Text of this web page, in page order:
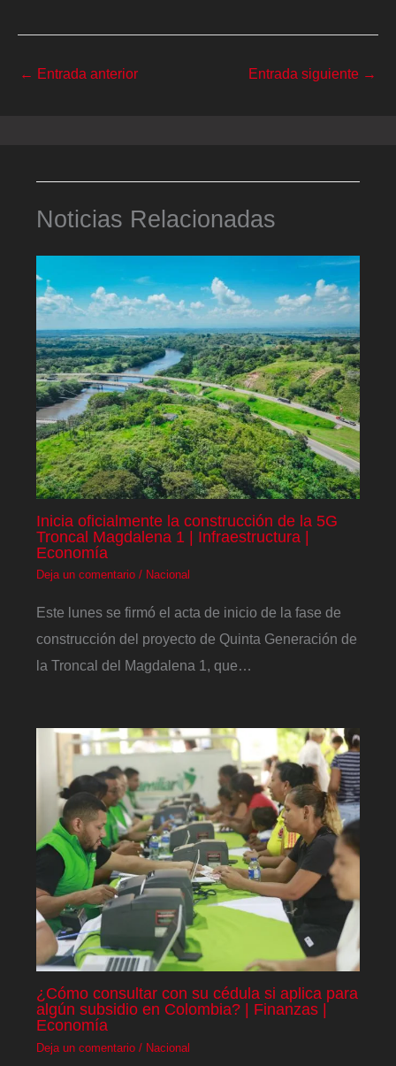
← Entrada anterior Entrada siguiente →
Noticias Relacionadas
Inicia oficialmente la construcción de la 5G
Troncal Magdalena 1 | Infraestructura |
Economía
Deja un comentario / Nacional
Este lunes se firmó el acta de inicio de la fase de
construcción del proyecto de Quinta Generación de
la Troncal del Magdalena 1, que…
¿Cómo consultar con su cédula si aplica para
algún subsidio en Colombia? | Finanzas |
Economía
Deja un comentario / Nacional